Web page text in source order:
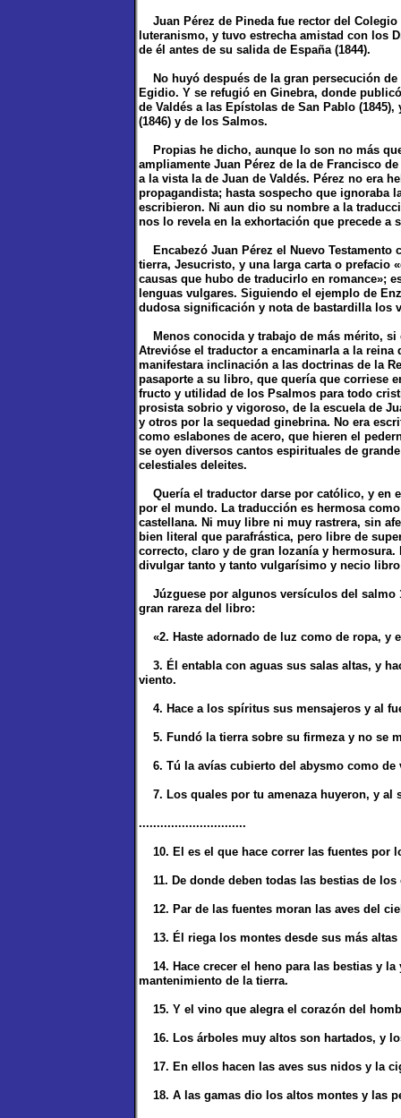
Juan Pérez de Pineda fue rector del
luteranismo, y tuvo estrecha amistad con los
de él antes de su salida de España (1844).
No huyó después de la gran persecución
Egidio. Y se refugió en Ginebra, donde
de Valdés a las Epístolas de San Pablo
(1846) y de los Salmos.
Propias he dicho, aunque lo son no más
ampliamente Juan Pérez de la de Francisco
a la vista la de Juan de Valdés. Pérez no era
propagandista; hasta sospecho que ignoraba
escribieron. Ni aun dio su nombre a la
nos lo revela en la exhortación que precede a
Encabezó Juan Pérez el Nuevo Testamento
tierra, Jesucristo, y una larga carta o prefacio
causas que hubo de traducirlo en romance»;
lenguas vulgares. Siguiendo el ejemplo de
dudosa significación y nota de bastardilla los
Menos conocida y trabajo de más mérito, si
Atrevióse el traductor a encaminarla a la reina
manifestara inclinación a las doctrinas de la
pasaporte a su libro, que quería que corriese
fructo y utilidad de los Psalmos para todo
prosista sobrio y vigoroso, de la escuela de
y otros por la sequedad ginebrina. No era
como eslabones de acero, que hieren el
se oyen diversos cantos espirituales de
celestiales deleites.
Quería el traductor darse por católico, y en
por el mundo. La traducción es hermosa
castellana. Ni muy libre ni muy rastrera, sin
bien literal que parafrástica, pero libre de
correcto, claro y de gran lozanía y
divulgar tanto y tanto vulgarísimo y necio
Júzguese por algunos versículos del salmo
gran rareza del libro:
«2. Haste adornado de luz como de ropa, y
3. Él entabla con aguas sus salas altas, y
viento.
4. Hace a los spíritus sus mensajeros y al
5. Fundó la tierra sobre su firmeza y no se
6. Tú la avías cubierto del abysmo como de
7. Los quales por tu amenaza huyeron, y al
..............................
10. El es el que hace correr las fuentes por
11. De donde deben todas las bestias de
12. Par de las fuentes moran las aves del
13. Él riega los montes desde sus más
14. Hace crecer el heno para las bestias y
mantenimiento de la tierra.
15. Y el vino que alegra el corazón del
16. Los árboles muy altos son hartados, y
17. En ellos hacen las aves sus nidos y la
18. A las gamas dio los altos montes y las